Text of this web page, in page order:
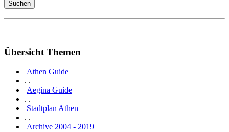
Übersicht Themen
Athen Guide
. .
Aegina Guide
. .
Stadtplan Athen
. .
Archive 2004 - 2019